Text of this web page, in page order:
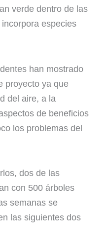
verde dentro de las
especies
han mostrado
proyecto ya que
del aire, a la
de beneficios
los problemas del
dos de las
con 500 árboles
semanas se
las siguientes dos